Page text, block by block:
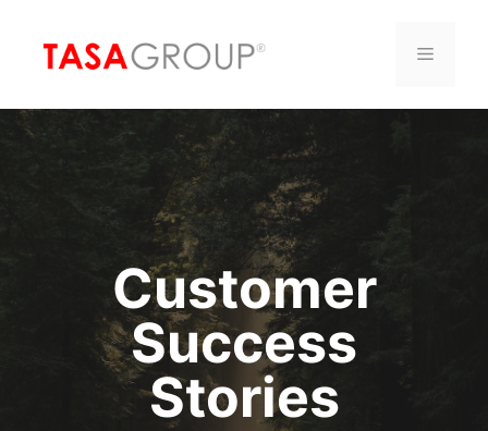
contenido
Menú
Customer
Success
Stories